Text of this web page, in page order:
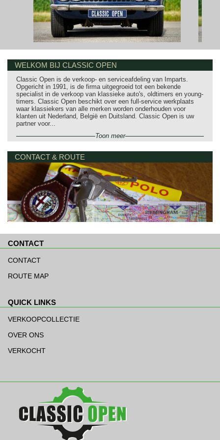
WELKOM BIJ CLASSIC OPEN
Classic Open is de verkoop- en serviceafdeling van Imparts.
Opgericht in 1991, is de firma uitgegroeid tot een bekende
specialist in de verkoop van klassieke auto's, oldtimers en young-
timers. Classic Open beschikt over een full-service werkplaats
waar klassiekers van alle merken worden onderhouden voor
klanten uit Nederland, België en Duitsland. Classic Open is uw
partner voor...
Toon meer
CONTACT & ROUTE
CONTACT
overslaan
CONTACT
ROUTE MAP
QUICK LINKS
overslaan
VERKOOPCOLLECTIE
OVER ONS
VERKOCHT